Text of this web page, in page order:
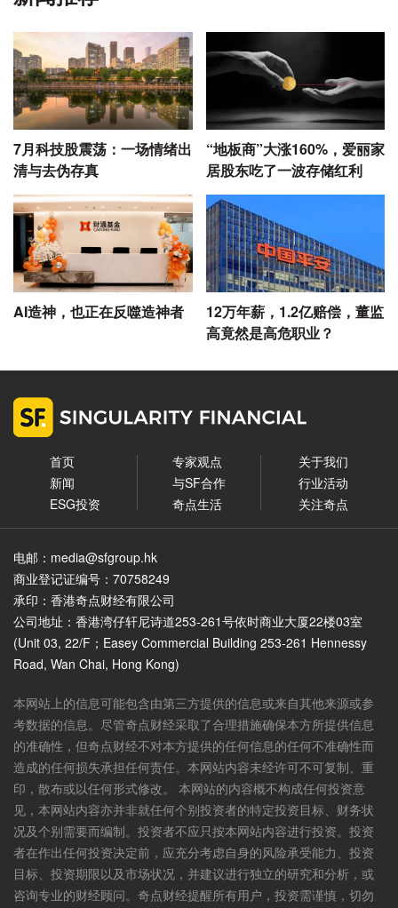
7月科技股震荡：一场情绪出
清与去伪存真
“地板商”大涨160%，爱丽家
居股东吃了一波存储红利
AI造神，也正在反噬造神者
12万年薪，1.2亿赔偿，董监
高竟然是高危职业？
首页
新闻
ESG投资
专家观点
与SF合作
奇点生活
关于我们
行业活动
关注奇点
电邮：media@sfgroup.hk
商业登记证编号：70758249
承印：香港奇点财经有限公司
公司地址：香港湾仔轩尼诗道253-261号依时商业大厦22楼03室
(Unit 03, 22/F；Easey Commercial Building 253-261 Hennessy
Road, Wan Chai, Hong Kong)
本网站上的信息可能包含由第三方提供的信息或来自其他来源或参
考数据的信息。尽管奇点财经采取了合理措施确保本方所提供信息
的准确性，但奇点财经不对本方提供的任何信息的任何不准确性而
造成的任何损失承担任何责任。本网站内容未经许可不可复制、重
印，散布或以任何形式修改。 本网站的内容概不构成任何投资意
见，本网站内容亦并非就任何个别投资者的特定投资目标、财务状
况及个别需要而编制。投资者不应只按本网站内容进行投资。投资
者在作出任何投资决定前，应充分考虑自身的风险承受能力、投资
目标、投资期限以及市场状况，并建议进行独立的研究和分析，或
咨询专业的财经顾问。奇点财经提醒所有用户，投资需谨慎，切勿